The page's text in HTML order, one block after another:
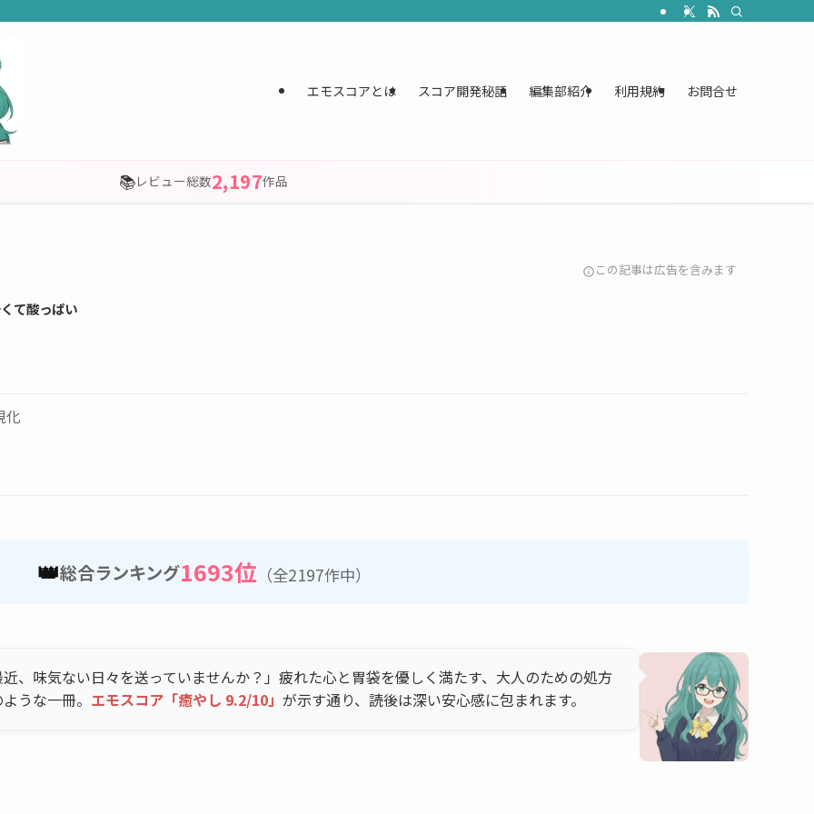
エモスコアとは スコア開発秘話 編集部紹介 利用規約 お問合せ
📚レビュー総数2,197作品
info この記事は広告を含みます
て酸っぱい
化
👑総合ランキング1693位（全2197作中）
、味気ない日々を送っていませんか？」疲れた心と胃袋を優しく満たす、大人のための処方
うな一冊。 エモスコア「癒やし 9.2/10」 が示す通り、読後は深い安心感に包まれます。